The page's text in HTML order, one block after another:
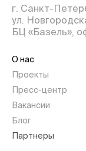
г. Санкт-
ул.
БЦ «Базель»,
О нас
Проекты
Пресс-центр
Вакансии
Блог
Партнеры